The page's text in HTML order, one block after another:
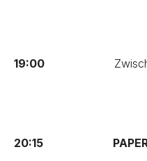
19:00
20:15